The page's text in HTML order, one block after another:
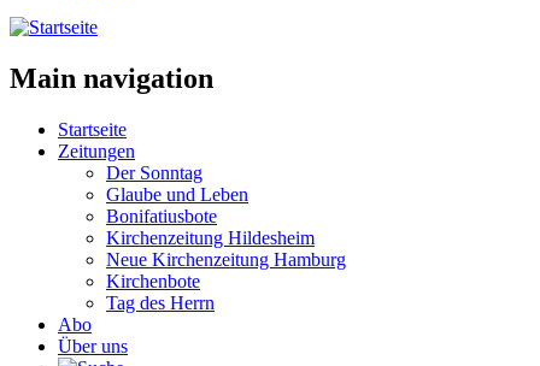
Main navigation
Startseite
Zeitungen
Der Sonntag
Glaube und Leben
Bonifatiusbote
Kirchenzeitung Hildesheim
Neue Kirchenzeitung Hamburg
Kirchenbote
Tag des Herrn
Abo
Über uns